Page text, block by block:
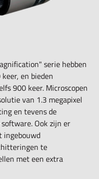
serie hebben
en bieden
900 keer. Microscopen
van 1.3 megapixel
en tevens de
Ook zijn er
ingebouwd
te
met een extra